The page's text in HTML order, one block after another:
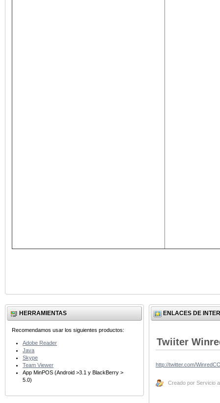
HERRAMIENTAS
Recomendamos usar los siguientes productos:
Adobe Reader
Java
Skype
Team Viewer
App MinPOS (Android >3.1 y BlackBerry >
5.0)
ENLACES DE
Twiiter
http://twitter.com/
Creado por Servicio